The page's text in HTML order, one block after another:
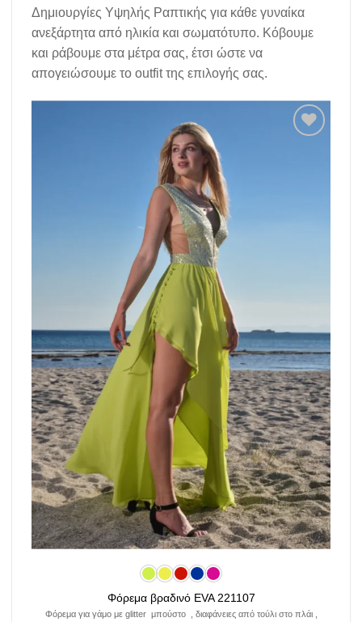
Δημιουργίες Υψηλής Ραπτικής για κάθε γυναίκα
ανεξάρτητα από ηλικία και σωματότυπο. Κόβουμε
και ράβουμε στα μέτρα σας, έτσι ώστε να
απογειώσουμε το outfit της επιλογής σας.
Φόρεμα βραδινό EVA 221107
Φόρεμα για γάμο με glitter μπούστο , διαφάνειες από τούλι στο πλάι ,